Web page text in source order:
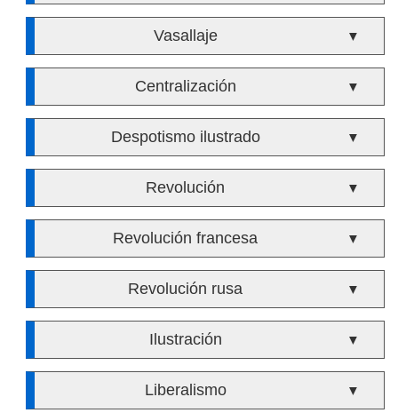
Vasallaje ▼
Centralización ▼
Despotismo ilustrado ▼
Revolución ▼
Revolución francesa ▼
Revolución rusa ▼
Ilustración ▼
Liberalismo ▼